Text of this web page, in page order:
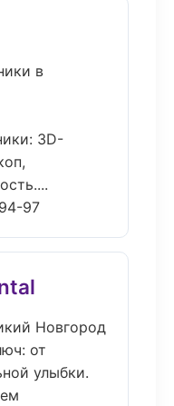
в
3D-
97
Новгород
от
улыбки.